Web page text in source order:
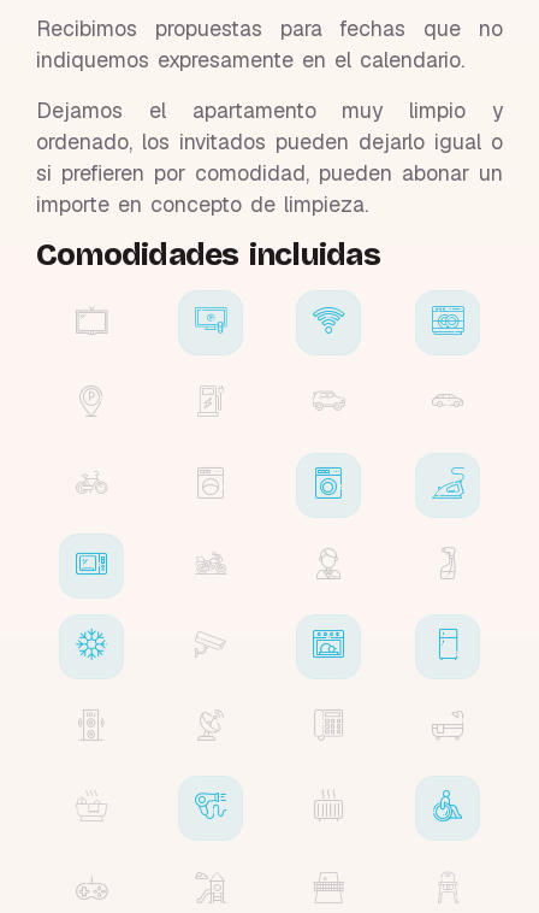
Recibimos propuestas para fechas que no
indiquemos expresamente en el calendario.
Dejamos el apartamento muy limpio y
ordenado, los invitados pueden dejarlo igual o
si prefieren por comodidad, pueden abonar un
importe en concepto de limpieza.
Comodidades incluidas